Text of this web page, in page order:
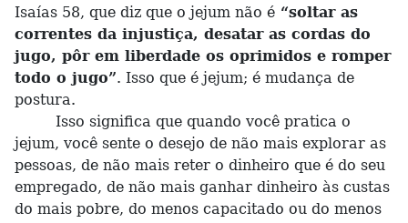
Isaías 58, que diz que o jejum não é “soltar as
correntes da injustiça, desatar as cordas do
jugo, pôr em liberdade os oprimidos e romper
todo o jugo”. Isso que é jejum; é mudança de
postura.
Isso significa que quando você pratica o
jejum, você sente o desejo de não mais explorar as
pessoas, de não mais reter o dinheiro que é do seu
empregado, de não mais ganhar dinheiro às custas
do mais pobre, do menos capacitado ou do menos